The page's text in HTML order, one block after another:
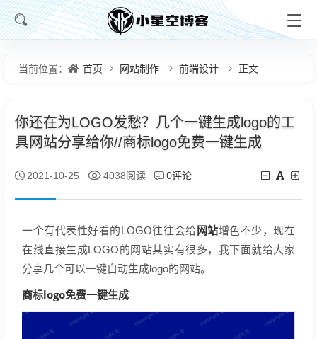
当前位置： 首页 网站制作 前端设计 正文
你还在为LOGO发愁？几个一键生成logo的工
具网站分享给你//商标logo免费一键生成
2021-10-25 4038阅读 0评论
一个有代表性好看的LOGO往往会给网站增色不少，现在
在线直接生成LOGO的网站其实有很多，我下面就给大家
分享几个可以一键自动生成logo的网站。
商标logo免费一键生成